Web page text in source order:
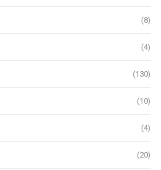
(8)
(4)
(130)
(10)
(4)
(20)